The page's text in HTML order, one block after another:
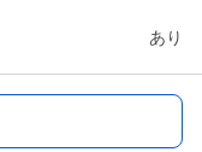
あり